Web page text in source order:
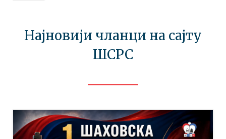
Најновији чланци на сајту
ШСРС